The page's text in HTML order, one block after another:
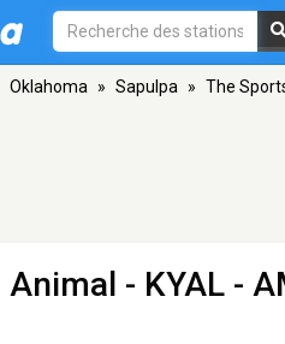
Oklahoma » Sapulpa » The
- KYAL -